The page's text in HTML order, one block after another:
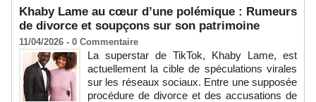
Khaby Lame au cœur d’une polémique : Rumeurs
de divorce et soupçons sur son patrimoine
11/04/2026 - 0 Commentaire
La superstar de TikTok, Khaby Lame, est
actuellement la cible de spéculations virales
sur les réseaux sociaux. Entre une supposée
procédure de divorce et des accusations de